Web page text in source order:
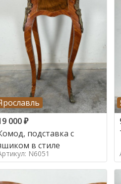
000₽
подставка с
в стиле
N6051